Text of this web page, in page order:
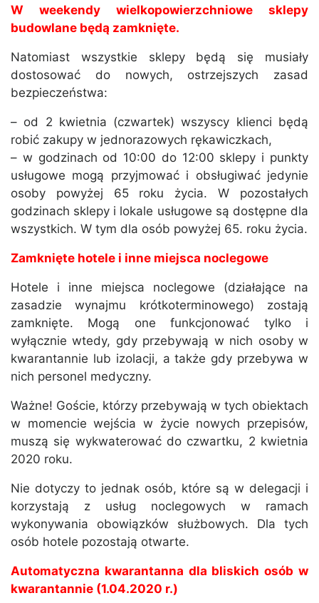
W weekendy wielkopowierzchniowe sklepy
budowlane będą zamknięte.
Natomiast wszystkie sklepy będą się musiały
dostosować do nowych, ostrzejszych zasad
bezpieczeństwa:
– od 2 kwietnia (czwartek) wszyscy klienci będą
robić zakupy w jednorazowych rękawiczkach,
– w godzinach od 10:00 do 12:00 sklepy i punkty
usługowe mogą przyjmować i obsługiwać jedynie
osoby powyżej 65 roku życia. W pozostałych
godzinach sklepy i lokale usługowe są dostępne dla
wszystkich. W tym dla osób powyżej 65. roku życia.
Zamknięte hotele i inne miejsca noclegowe
Hotele i inne miejsca noclegowe (działające na
zasadzie wynajmu krótkoterminowego) zostają
zamknięte. Mogą one funkcjonować tylko i
wyłącznie wtedy, gdy przebywają w nich osoby w
kwarantannie lub izolacji, a także gdy przebywa w
nich personel medyczny.
Ważne! Goście, którzy przebywają w tych obiektach
w momencie wejścia w życie nowych przepisów,
muszą się wykwaterować do czwartku, 2 kwietnia
2020 roku.
Nie dotyczy to jednak osób, które są w delegacji i
korzystają z usług noclegowych w ramach
wykonywania obowiązków służbowych. Dla tych
osób hotele pozostają otwarte.
Automatyczna kwarantanna dla bliskich osób w
kwarantannie (1.04.2020 r.)